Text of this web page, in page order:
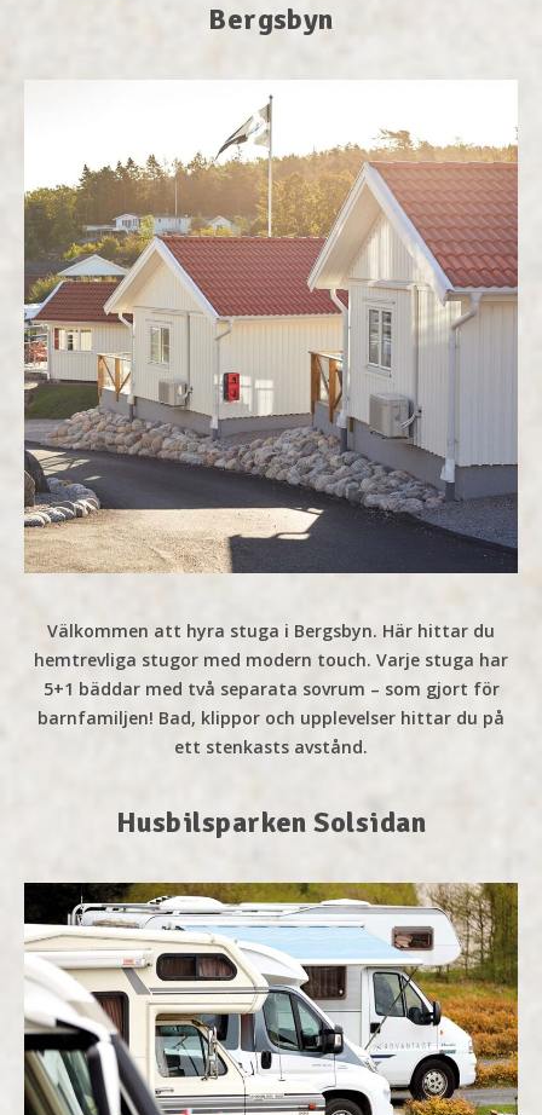
Bergsbyn
Välkommen att hyra stuga i Bergsbyn. Här hittar du
hemtrevliga stugor med modern touch. Varje stuga har
5+1 bäddar med två separata sovrum – som gjort för
barnfamiljen! Bad, klippor och upplevelser hittar du på
ett stenkasts avstånd.
Husbilsparken Solsidan